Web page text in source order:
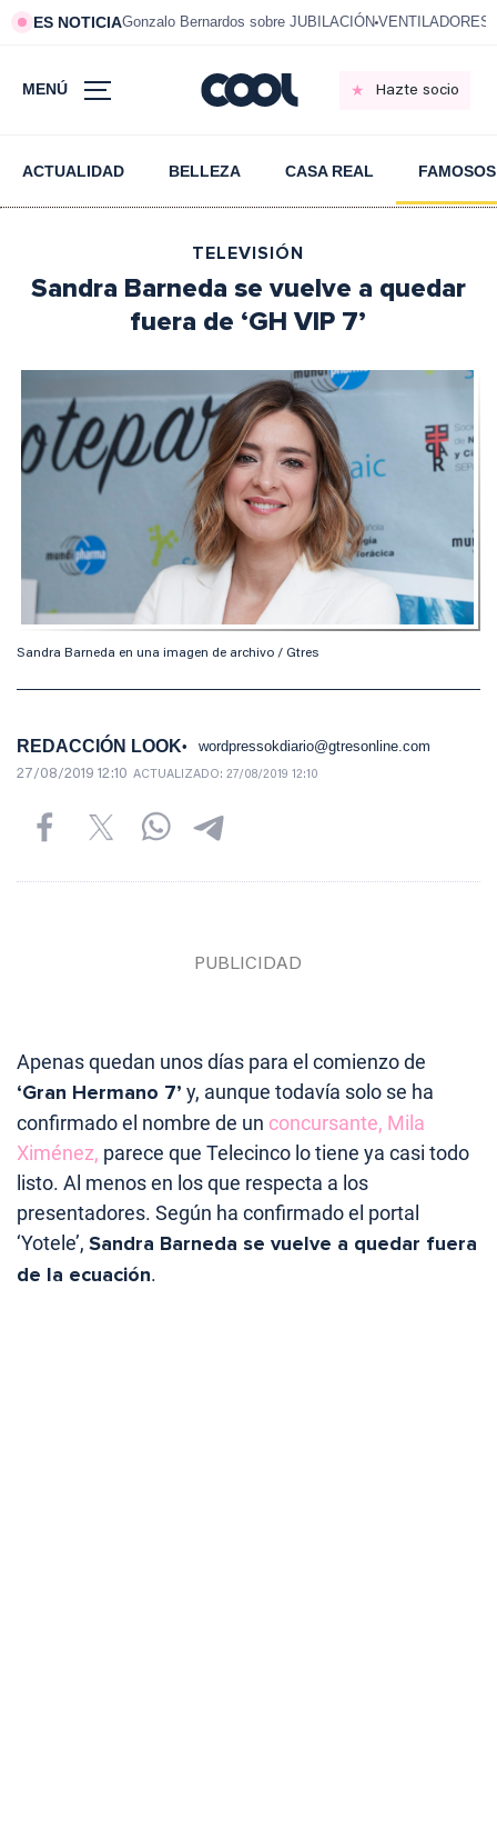
ES NOTICIAGonzalo Bernardos sobre JUBILACIÓN VENTILADORES
MENÚ Hazte socio
ACTUALIDAD BELLEZA CASA REAL FAMOSOS
TELEVISIÓN
Sandra Barneda se vuelve a quedar
fuera de ‘GH VIP 7’
Sandra Barneda en una imagen de archivo / Gtres
REDACCIÓN LOOK wordpressokdiario@gtresonline.com
27/08/2019 12:10 ACTUALIZADO: 27/08/2019 12:10
Apenas quedan unos días para el comienzo de
‘Gran Hermano 7’ y, aunque todavía solo se ha
confirmado el nombre de un concursante, Mila
Ximénez, parece que Telecinco lo tiene ya casi todo
listo. Al menos en los que respecta a los
presentadores. Según ha confirmado el portal
‘Yotele’, Sandra Barneda se vuelve a quedar fuera
de la ecuación.